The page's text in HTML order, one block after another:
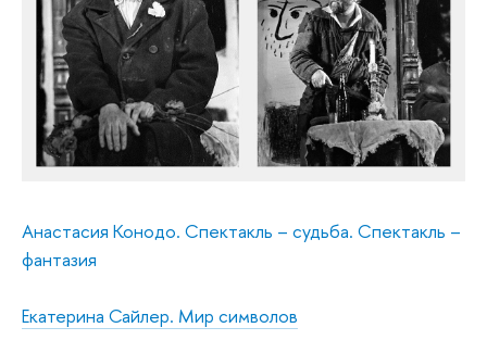
Анастасия Конодо. Спектакль – судьба. Спектакль –
фантазия
Екатерина Сайлер. Мир символов